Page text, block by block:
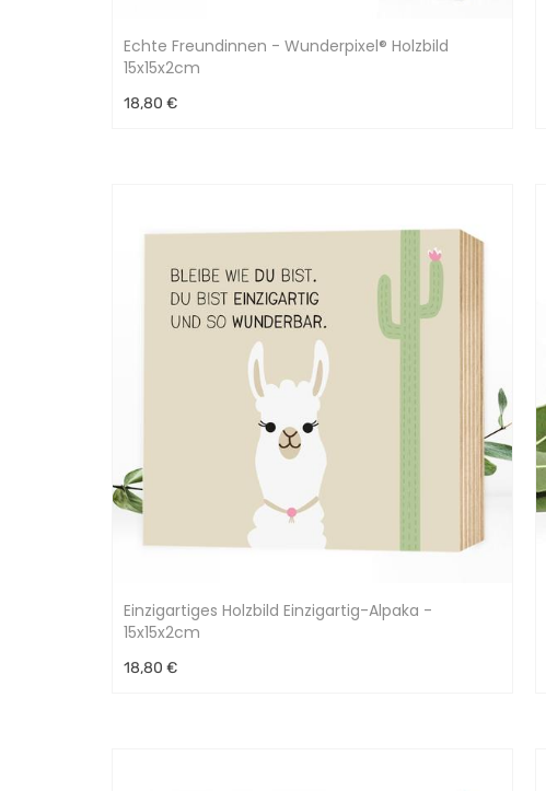
Echte Freundinnen - Wunderpixel® Holzbild
15x15x2cm
18,80 €
Einzigartiges Holzbild Einzigartig-Alpaka -
15x15x2cm
18,80 €